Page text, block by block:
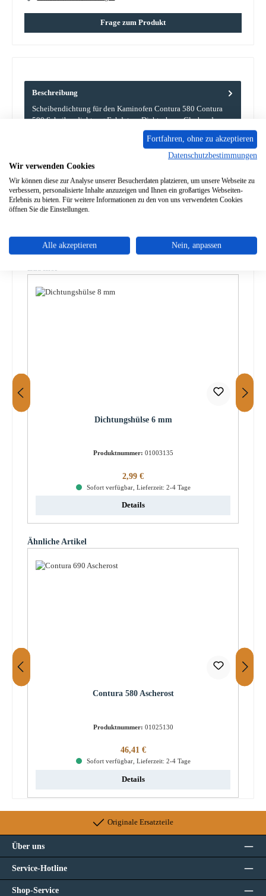
Frage zum Produkt
Beschreibung
Scheibendichtung für den Kaminofen Contura 580 Contura
580 Scheibendichtung Eckdaten: Dichtschnur, Glasband
Angaben zur Produktsicherheit
Dichtungshülse 6 mm
Produktnummer: 01003135
Regulärer Preis:
2,99 €
Sofort verfügbar, Lieferzeit: 2-4 Tage
Details
Produktgalerie überspringen
Ähnliche Artikel
Contura 580 Ascherost
Produktnummer: 01025130
Regulärer Preis:
46,41 €
Sofort verfügbar, Lieferzeit: 2-4 Tage
Details
Originale Ersatzteile
Über uns
Service-Hotline
Shop-Service
Fortfahren, ohne zu akzeptieren
Datenschutzbestimmungen
Wir verwenden Cookies
Wir können diese zur Analyse unserer Besucherdaten platzieren, um unsere Webseite zu
verbessern, personalisierte Inhalte anzuzeigen und Ihnen ein großartiges Webseiten-
Erlebnis zu bieten. Für weitere Informationen zu den von uns verwendeten Cookies
öffnen Sie die Einstellungen.
Alle akzeptieren Nein, anpassen